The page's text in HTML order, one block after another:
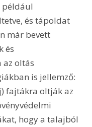
például
és tápoldat
már bevett
és
az oltás
is jellemző:
fajtákra oltják az
hogy a talajból